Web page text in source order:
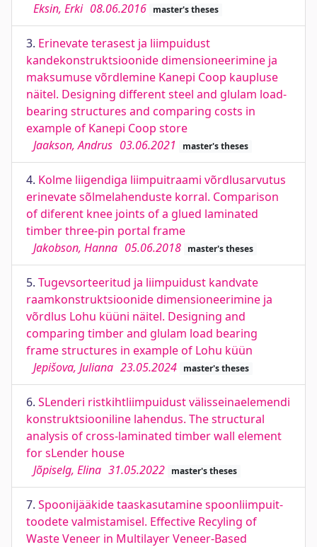
Eksin, Erki 08.06.2016 master's theses
3. Erinevate terasest ja liimpuidust
kandekonstruktsioonide dimensioneerimine ja
maksumuse võrdlemine Kanepi Coop kaupluse
näitel. Designing different steel and glulam load-
bearing structures and comparing costs in
example of Kanepi Coop store
Jaakson, Andrus 03.06.2021 master's theses
4. Kolme liigendiga liimpuitraami võrdlusarvutus
erinevate sõlmelahenduste korral. Comparison
of diferent knee joints of a glued laminated
timber three-pin portal frame
Jakobson, Hanna 05.06.2018 master's theses
5. Tugevsorteeritud ja liimpuidust kandvate
raamkonstruktsioonide dimensioneerimine ja
võrdlus Lohu küüni näitel. Designing and
comparing timber and glulam load bearing
frame structures in example of Lohu küün
Jepišova, Juliana 23.05.2024 master's theses
6. SLenderi ristkihtliimpuidust välisseinaelemendi
konstruktsiooniline lahendus. The structural
analysis of cross-laminated timber wall element
for sLender house
Jõpiselg, Elina 31.05.2022 master's theses
7. Spoonijääkide taaskasutamine spoonliimpuit-
toodete valmistamisel. Effective Recyling of
Waste Veneer in Multilayer Veneer-Based